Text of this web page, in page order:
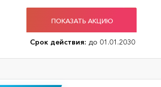
ПОКАЗАТЬ АКЦИЮ
Срок действия: до 01.01.2030